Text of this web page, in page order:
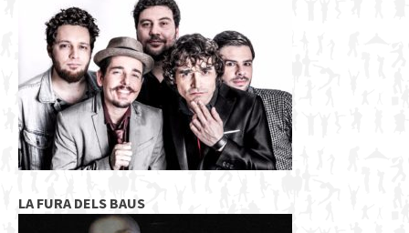
LA FURA DELS BAUS